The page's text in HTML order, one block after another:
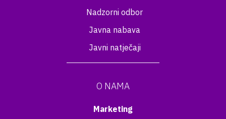
Nadzorni odbor
Javna nabava
Javni natječaji
O NAMA
Marketing